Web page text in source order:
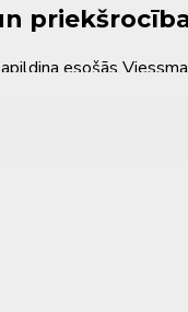
esošās
ar dažādām